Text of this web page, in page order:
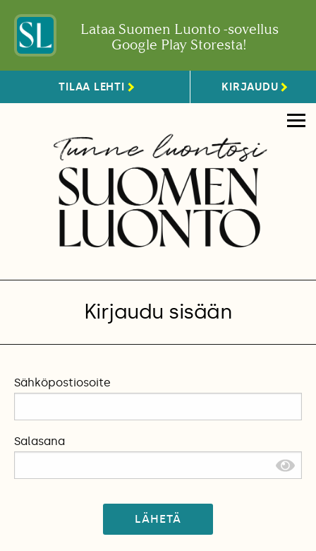
Lataa Suomen Luonto -sovellus
Google Play Storesta!
TILAA LEHTI KIRJAUDU
Kirjaudu sisään
Sähköpostiosoite
Salasana
LÄHETÄ